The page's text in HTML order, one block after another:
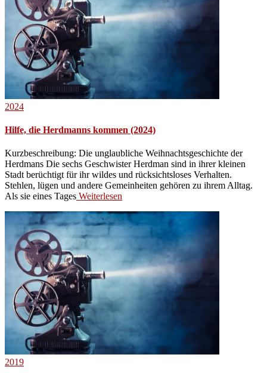
2024
Hilfe, die Herdmanns kommen (2024)
Kurzbeschreibung: Die unglaubliche Weihnachtsgeschichte der
Herdmans Die sechs Geschwister Herdman sind in ihrer kleinen
Stadt berüchtigt für ihr wildes und rücksichtsloses Verhalten.
Stehlen, lügen und andere Gemeinheiten gehören zu ihrem Alltag.
Als sie eines Tages Weiterlesen
2019